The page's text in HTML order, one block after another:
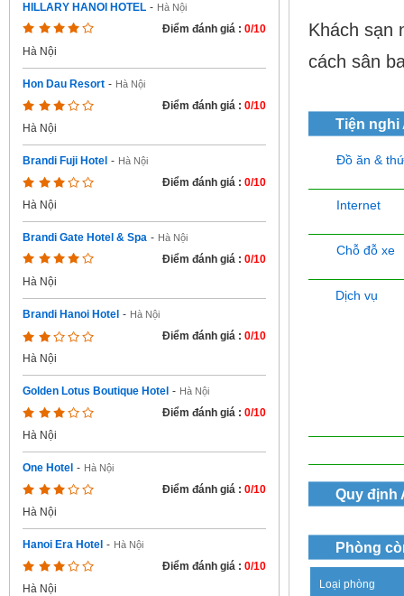
HILLARY HANOI HOTEL - Hà Nội
Điểm đánh giá : 0/10
Hà Nội
Hon Dau Resort - Hà Nội
Điểm đánh giá : 0/10
Hà Nội
Brandi Fuji Hotel - Hà Nội
Điểm đánh giá : 0/10
Hà Nội
Brandi Gate Hotel & Spa - Hà Nội
Điểm đánh giá : 0/10
Hà Nội
Brandi Hanoi Hotel - Hà Nội
Điểm đánh giá : 0/10
Hà Nội
Golden Lotus Boutique Hotel - Hà Nội
Điểm đánh giá : 0/10
Hà Nội
One Hotel - Hà Nội
Điểm đánh giá : 0/10
Hà Nội
Hanoi Era Hotel - Hà Nội
Điểm đánh giá : 0/10
Hà Nội
Khách sạn
cách sân
Tiện nghi
Đồ ăn &
Internet
Chỗ đỗ xe
Dịch vụ
Quy định
Phòng
Loại phòng